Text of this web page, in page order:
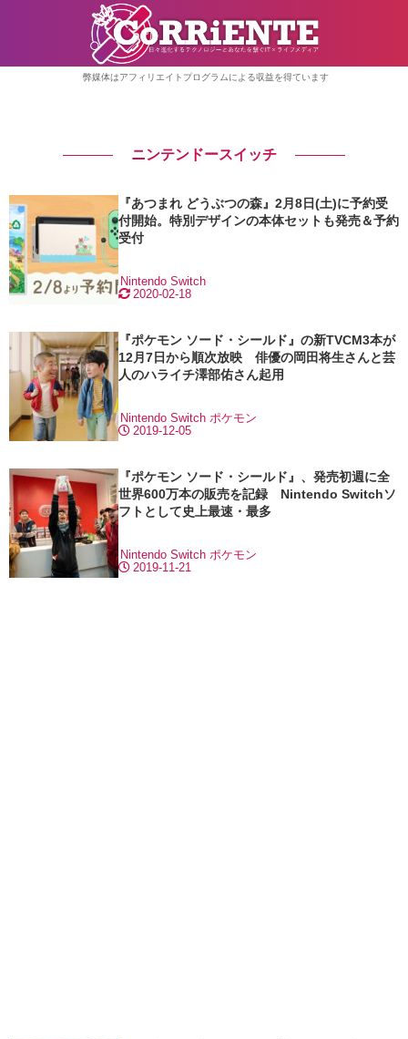
弊媒体はアフィリエイトプログラムによる収益を得ています
ニンテンドースイッチ
『あつまれ どうぶつの森』2月8日(土)に予約受
付開始。特別デザインの本体セットも発売＆予約
受付
2020-02-18
Nintendo Switch
『ポケモン ソード・シールド』の新TVCM3本が
12月7日から順次放映 俳優の岡田将生さんと芸
人のハライチ澤部佑さん起用
2019-12-05
Nintendo Switch ポケモン
『ポケモン ソード・シールド』、発売初週に全
世界600万本の販売を記録 Nintendo Switchソ
フトとして史上最速・最多
2019-11-21
Nintendo Switch ポケモン